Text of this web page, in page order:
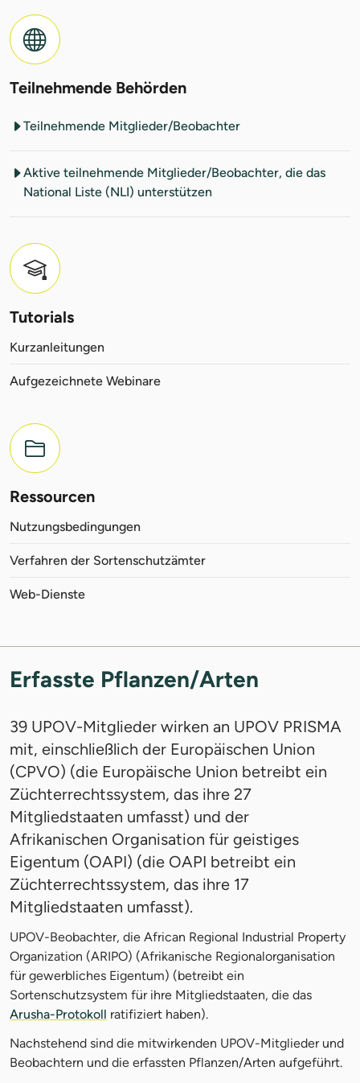
Teilnehmende Behörden
Teilnehmende Mitglieder/Beobachter
Aktive teilnehmende Mitglieder/Beobachter, die das
National Liste (NLI) unterstützen
Tutorials
Kurzanleitungen
Aufgezeichnete Webinare
Ressourcen
Nutzungsbedingungen
Verfahren der Sortenschutzämter
Web-Dienste
Erfasste Pflanzen/Arten
39 UPOV-Mitglieder wirken an UPOV PRISMA
mit, einschließlich der Europäischen Union
(CPVO) (die Europäische Union betreibt ein
Züchterrechtssystem, das ihre 27
Mitgliedstaaten umfasst) und der
Afrikanischen Organisation für geistiges
Eigentum (OAPI) (die OAPI betreibt ein
Züchterrechtssystem, das ihre 17
Mitgliedstaaten umfasst).
UPOV-Beobachter, die African Regional Industrial Property
Organization (ARIPO) (Afrikanische Regionalorganisation
für gewerbliches Eigentum) (betreibt ein
Sortenschutzsystem für ihre Mitgliedstaaten, die das
Arusha-Protokoll ratifiziert haben).
Nachstehend sind die mitwirkenden UPOV-Mitglieder und
Beobachtern und die erfassten Pflanzen/Arten aufgeführt.